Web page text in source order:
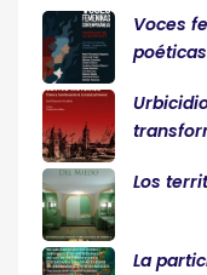
Voces
Los
La